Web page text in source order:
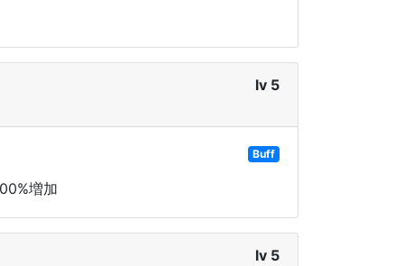
lv 5
Buff
増加
lv 5